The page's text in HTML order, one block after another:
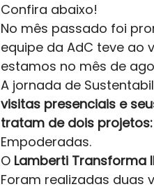
Confira abaixo!
No mês passado foi
equipe da AdC teve ao
estamos no mês de
A jornada de
visitas presenciais e
tratam de dois projetos:
Empoderadas.
O Lamberti Transforma
Foram realizadas duas